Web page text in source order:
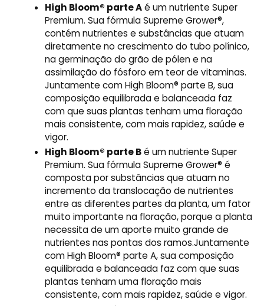
High Bloom® parte Aé um nutriente Super
Premium. Sua fórmula Supreme Grower®,
contém nutrientes e substâncias que atuam
diretamente no crescimento do tubo polínico,
na germinação do grão de pólen e na
assimilação do fósforo em teor de vitaminas.
Juntamente com High Bloom® parte B, sua
composição equilibrada e balanceada faz
com que suas plantas tenham uma floração
mais consistente, com mais rapidez, saúde e
vigor.
High Bloom® parte Bé um nutriente Super
Premium. Sua fórmula Supreme Grower® é
composta por substâncias que atuam no
incremento da translocação de nutrientes
entre as diferentes partes da planta, um fator
muito importante na floração, porque a planta
necessita de um aporte muito grande de
nutrientes nas pontas dos ramos.Juntamente
com High Bloom® parte A, sua composição
equilibrada e balanceada faz com que suas
plantas tenham uma floração mais
consistente, com mais rapidez, saúde e vigor.